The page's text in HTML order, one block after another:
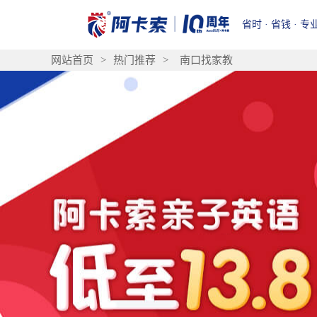
省时 · 省钱 · 专
网站首页 > 热门推荐 > 南口找家教